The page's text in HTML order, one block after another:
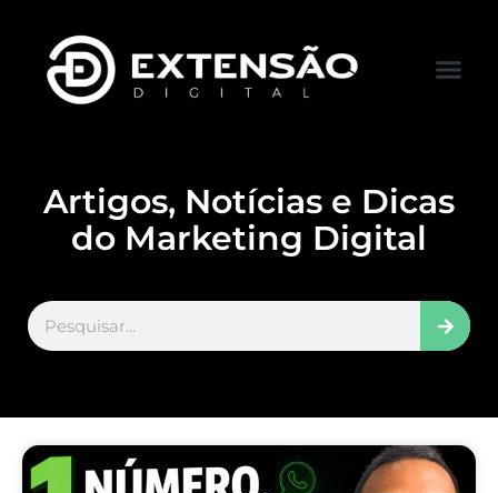
Artigos, Notícias e Dicas
do Marketing Digital